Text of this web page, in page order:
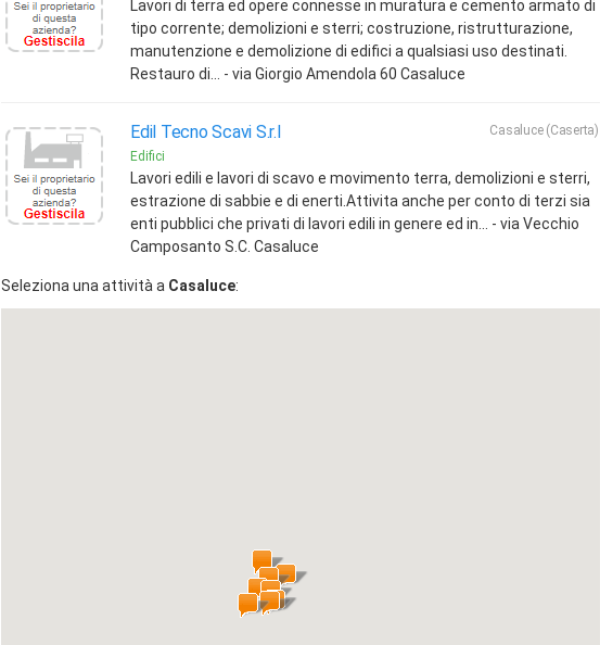
Lavori di terra ed opere connesse in muratura e cemento armato di
tipo corrente; demolizioni e sterri; costruzione, ristrutturazione,
manutenzione e demolizione di edifici a qualsiasi uso destinati.
Restauro di... - via Giorgio Amendola 60 Casaluce
Edil Tecno Scavi S.r.l
Casaluce (Caserta)
Edifici
Lavori edili e lavori di scavo e movimento terra, demolizioni e sterri,
estrazione di sabbie e di enerti.Attivita anche per conto di terzi sia
enti pubblici che privati di lavori edili in genere ed in... - via Vecchio
Camposanto S.C. Casaluce
Seleziona una attività a Casaluce: